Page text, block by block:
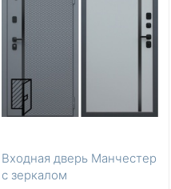
Входная дверь Манчестер
с зеркалом